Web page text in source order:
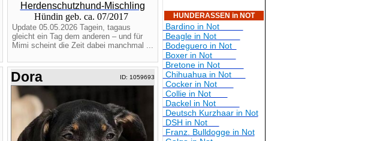
Herdenschutzhund-Mischling
Hündin geb. ca. 07/2017
Update 05.05.2026 Tagein, tagaus
gleicht ein Tag dem anderen – und für
Mimi scheint die Zeit dabei manchmal ...
Dora ID: 1059693
HUNDERASSEN in NOT
Bardino in Not
Beagle in Not
Bodeguero in Not
Boxer in Not
Bretone in Not
Chihuahua in Not
Cocker in Not
Collie in Not
Dackel in Not
Deutsch Kurzhaar in Not
DSH in Not
Franz. Bulldogge in Not